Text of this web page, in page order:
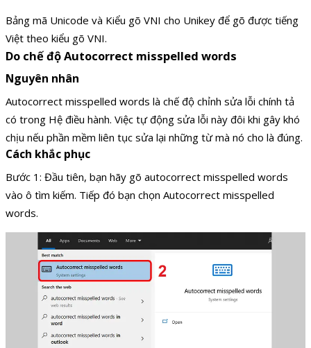
Bảng mã Unicode và Kiểu gõ VNI cho Unikey để gõ được tiếng
Việt theo kiểu gõ VNI.
Do chế độ Autocorrect misspelled words
Nguyên nhân
Autocorrect misspelled words là chế độ chỉnh sửa lỗi chính tả
có trong Hệ điều hành. Việc tự động sửa lỗi này đôi khi gây khó
chịu nếu phần mềm liên tục sửa lại những từ mà nó cho là đúng.
Cách khắc phục
Bước 1: Đầu tiên, bạn hãy gõ autocorrect misspelled words
vào ô tìm kiếm. Tiếp đó bạn chọn Autocorrect misspelled
words.